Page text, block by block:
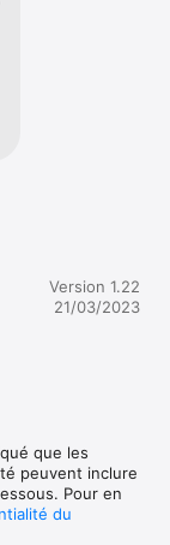
Version 1.22
21/03/2023
que les
peuvent inclure
Pour en
du